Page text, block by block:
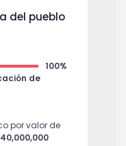
del pueblo
100%
de
por valor de